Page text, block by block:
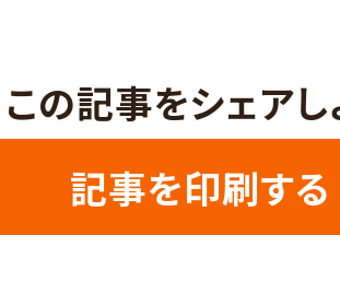
この記事をシェアし
記事を印刷する